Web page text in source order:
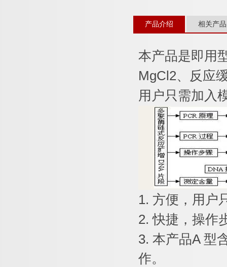
产品介绍 相关产品
本产品是即用
MgCl2、反应
用户只需加入
1. 方便，用户
2.快捷，操作
3. 本产品A 型
作。